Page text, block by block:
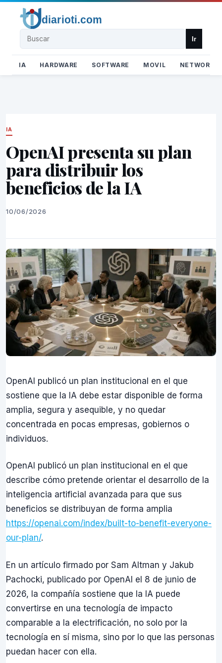
Buscar Ir
IA HARDWARE SOFTWARE MOVIL NETWORK
IA
OpenAI presenta su plan
para distribuir los
beneficios de la IA
10/06/2026
OpenAI publicó un plan institucional en el que
sostiene que la IA debe estar disponible de forma
amplia, segura y asequible, y no quedar
concentrada en pocas empresas, gobiernos o
individuos.
OpenAI publicó un plan institucional en el que
describe cómo pretende orientar el desarrollo de la
inteligencia artificial avanzada para que sus
beneficios se distribuyan de forma amplia
https://openai.com/index/built-to-benefit-everyone-
our-plan/.
En un artículo firmado por Sam Altman y Jakub
Pachocki, publicado por OpenAI el 8 de junio de
2026, la compañía sostiene que la IA puede
convertirse en una tecnología de impacto
comparable a la electrificación, no solo por la
tecnología en sí misma, sino por lo que las personas
puedan hacer con ella.